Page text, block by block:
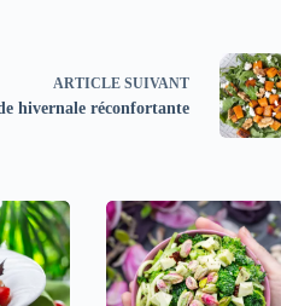
ARTICLE SUIVANT
hivernale réconfortante